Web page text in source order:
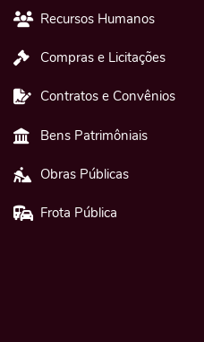
Recursos Humanos
Compras e Licitações
Contratos e Convênios
Bens Patrimôniais
Obras Públicas
Frota Pública